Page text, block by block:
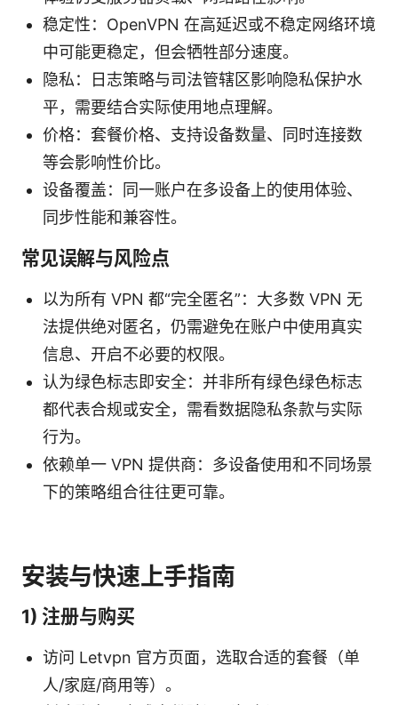
稳定性：OpenVPN 在高延迟或不稳定网络环境
中可能更稳定，但会牺牲部分速度。
隐私：日志策略与司法管辖区影响隐私保护水
平，需要结合实际使用地点理解。
价格：套餐价格、支持设备数量、同时连接数
等会影响性价比。
设备覆盖：同一账户在多设备上的使用体验、
同步性能和兼容性。
常见误解与风险点
以为所有 VPN 都“完全匿名”：大多数 VPN 无
法提供绝对匿名，仍需避免在账户中使用真实
信息、开启不必要的权限。
认为绿色标志即安全：并非所有绿色绿色标志
都代表合规或安全，需看数据隐私条款与实际
行为。
依赖单一 VPN 提供商：多设备使用和不同场景
下的策略组合往往更可靠。
安装与快速上手指南
1) 注册与购买
访问 Letvpn 官方页面，选取合适的套餐（单
人/家庭/商用等）。